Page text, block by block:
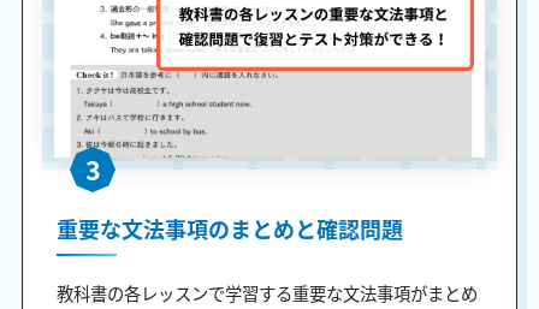
3
重要な文法事項のまとめと確認問題
教科書の各レッスンで学習する重要な文法事項がまとめ